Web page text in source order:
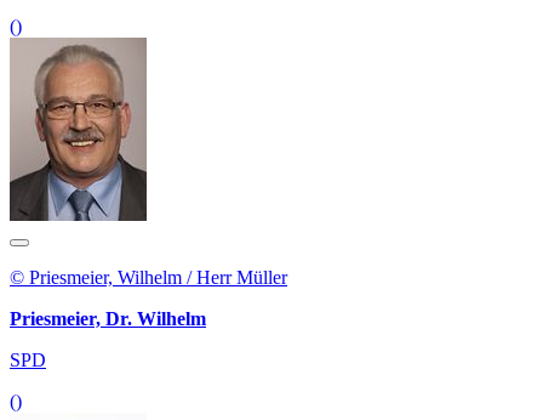
()
© Priesmeier, Wilhelm / Herr Müller
Priesmeier, Dr. Wilhelm
SPD
()